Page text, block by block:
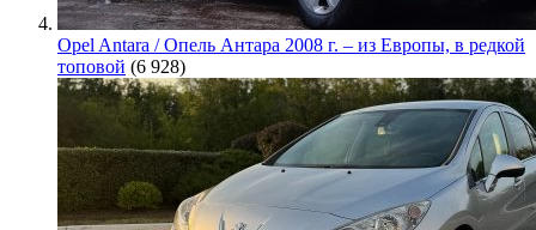
Opel Antara / Опель Антара 2008 г. – из Европы, в редкой
топовой (6 928)